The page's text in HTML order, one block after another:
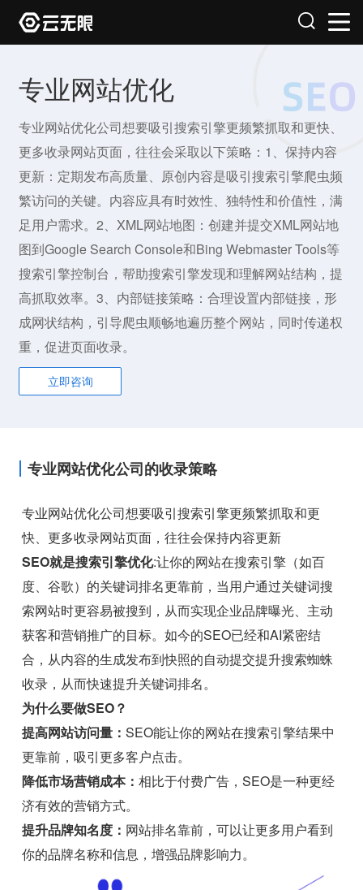
专业网站优化
专业网站优化公司想要吸引搜索引擎更频繁抓取和更快、
更多收录网站页面，往往会采取以下策略：1、保持内容
更新：定期发布高质量、原创内容是吸引搜索引擎爬虫频
繁访问的关键。内容应具有时效性、独特性和价值性，满
足用户需求。2、XML网站地图：创建并提交XML网站地
图到Google Search Console和Bing Webmaster Tools等
搜索引擎控制台，帮助搜索引擎发现和理解网站结构，提
高抓取效率。3、内部链接策略：合理设置内部链接，形
成网状结构，引导爬虫顺畅地遍历整个网站，同时传递权
重，促进页面收录。
立即咨询
专业网站优化公司的收录策略
专业网站优化公司想要吸引搜索引擎更频繁抓取和更
快、更多收录网站页面，往往会保持内容更新
SEO就是搜索引擎优化:让你的网站在搜索引擎（如百
度、谷歌）的关键词排名更靠前，当用户通过关键词搜
索网站时更容易被搜到，从而实现企业品牌曝光、主动
获客和营销推广的目标。如今的SEO已经和AI紧密结
合，从内容的生成发布到快照的自动提交提升搜索蜘蛛
收录，从而快速提升关键词排名。
为什么要做SEO？
提高网站访问量：SEO能让你的网站在搜索引擎结果中
更靠前，吸引更多客户点击。
降低市场营销成本：相比于付费广告，SEO是一种更经
济有效的营销方式。
提升品牌知名度： 网站排名靠前，可以让更多用户看到
你的品牌名称和信息，增强品牌影响力。